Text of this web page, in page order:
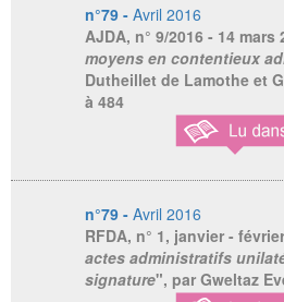
n°79 - Avril 2016
AJDA, n° 9/2016 - 14 mars
moyens en contentieux
Dutheillet de Lamothe et
à 484
n°79 - Avril 2016
RFDA, n° 1, janvier -
actes administratifs
signature", par Gweltaz